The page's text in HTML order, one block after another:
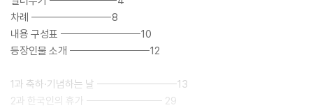
차례 -------------------8
내용 구성표 -------------------10
등장인물 소개 -------------------12
1과 축하·기념하는 날 -------------------13
2과 한국인의 휴가 ------------------ 29